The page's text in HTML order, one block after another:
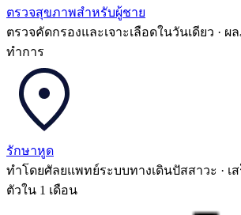
ตรวจสุขภาพสำหรับผู้ชาย
ตรวจคัดกรองและเจาะเลือดในวันเดียว · ผ
ทำการ
รักษาหูด
ทำโดยศัลยแพทย์ระบบทางเดินปัสสาวะ · เ
ตัวใน 1 เดือน